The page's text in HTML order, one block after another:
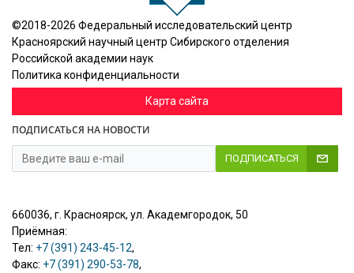
©2018-2026 Федеральный исследовательский центр
Красноярский научный центр Сибирского отделения
Российской академии наук
Политика конфиденциальности
Карта сайта
ПОДПИСАТЬСЯ НА НОВОСТИ
ПОДПИСАТЬСЯ
660036, г. Красноярск, ул. Академгородок, 50
Приёмная:
Тел: +7 (391) 243-45-12,
Факс: +7 (391) 290-53-78,